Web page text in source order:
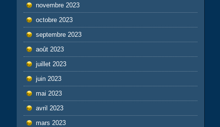
novembre 2023
octobre 2023
septembre 2023
août 2023
juillet 2023
juin 2023
mai 2023
avril 2023
mars 2023